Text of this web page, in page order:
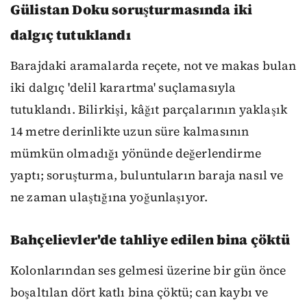
Gülistan Doku soruşturmasında iki
dalgıç tutuklandı
Barajdaki aramalarda reçete, not ve makas bulan
iki dalgıç 'delil karartma' suçlamasıyla
tutuklandı. Bilirkişi, kâğıt parçalarının yaklaşık
14 metre derinlikte uzun süre kalmasının
mümkün olmadığı yönünde değerlendirme
yaptı; soruşturma, buluntuların baraja nasıl ve
ne zaman ulaştığına yoğunlaşıyor.
Bahçelievler'de tahliye edilen bina çöktü
Kolonlarından ses gelmesi üzerine bir gün önce
boşaltılan dört katlı bina çöktü; can kaybı ve